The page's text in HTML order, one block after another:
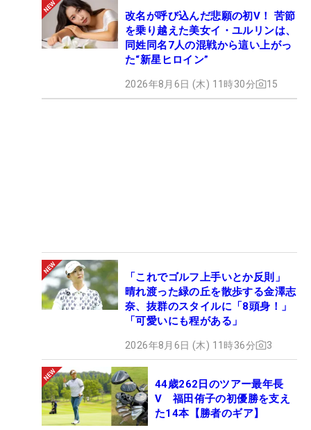
改名が呼び込んだ悲願の初V！ 苦節
を乗り越えた美女イ・ユルリンは、
同姓同名7人の混戦から這い上がっ
た“新星ヒロイン”
2026年8月6日 (木) 11時30分 15
「これでゴルフ上手いとか反則」
晴れ渡った緑の丘を散歩する金澤志
奈、抜群のスタイルに「8頭身！」
「可愛いにも程がある」
2026年8月6日 (木) 11時36分 3
44歳262日のツアー最年長
V 福田侑子の初優勝を支え
た14本【勝者のギア】